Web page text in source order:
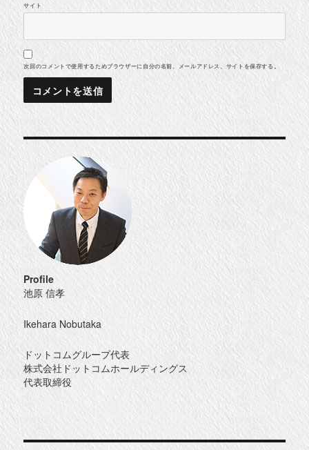
サイト
次回のコメントで使用するためブラウザーに自分の名前、メールアドレス、サイトを保存する。
Profile
池原 信孝
Ikehara Nobutaka
ドットコムグループ代表
株式会社ドットコムホールディングス
代表取締役